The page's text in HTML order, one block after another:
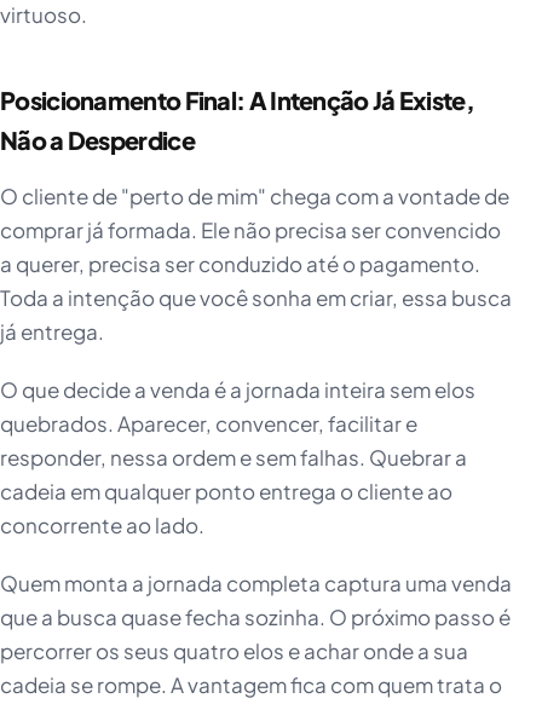
virtuoso.
Posicionamento Final: A Intenção Já Existe,
Não a Desperdice
O cliente de "perto de mim" chega com a vontade de
comprar já formada. Ele não precisa ser convencido
a querer, precisa ser conduzido até o pagamento.
Toda a intenção que você sonha em criar, essa busca
já entrega.
O que decide a venda é a jornada inteira sem elos
quebrados. Aparecer, convencer, facilitar e
responder, nessa ordem e sem falhas. Quebrar a
cadeia em qualquer ponto entrega o cliente ao
concorrente ao lado.
Quem monta a jornada completa captura uma venda
que a busca quase fecha sozinha. O próximo passo é
percorrer os seus quatro elos e achar onde a sua
cadeia se rompe. A vantagem fica com quem trata o